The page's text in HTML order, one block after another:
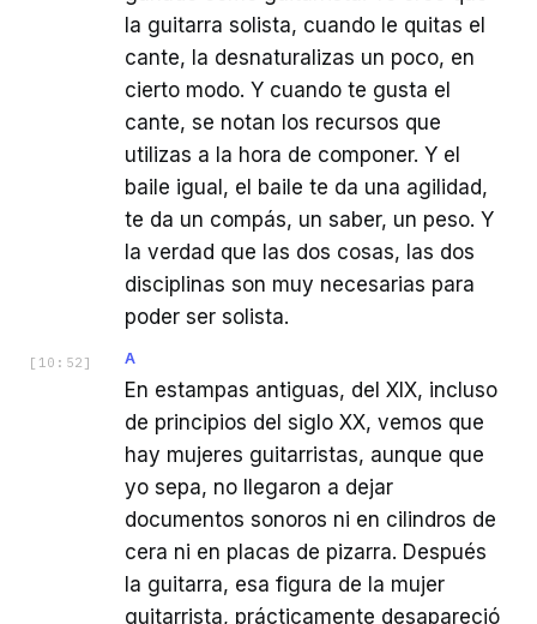
la guitarra solista, cuando le quitas el
cante, la desnaturalizas un poco, en
cierto modo. Y cuando te gusta el
cante, se notan los recursos que
utilizas a la hora de componer. Y el
baile igual, el baile te da una agilidad,
te da un compás, un saber, un peso. Y
la verdad que las dos cosas, las dos
disciplinas son muy necesarias para
poder ser solista.
[ 10:52 ] A
En estampas antiguas, del XIX, incluso
de principios del siglo XX, vemos que
hay mujeres guitarristas, aunque que
yo sepa, no llegaron a dejar
documentos sonoros ni en cilindros de
cera ni en placas de pizarra. Después
la guitarra, esa figura de la mujer
guitarrista, prácticamente desapareció